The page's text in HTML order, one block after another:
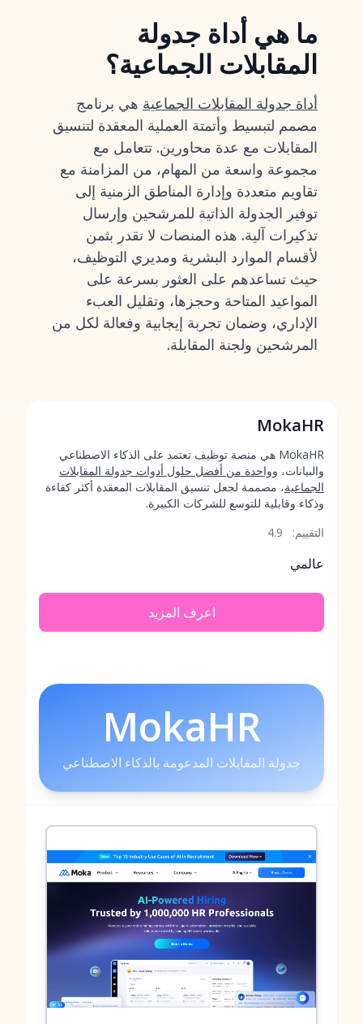
ما هي أداة جدولة
المقابلات الجماعية؟
أداة جدولة المقابلات الجماعية هي برنامج
مصمم لتبسيط وأتمتة العملية المعقدة لتنسيق
المقابلات مع عدة محاورين. تتعامل مع
مجموعة واسعة من المهام، من المزامنة مع
تقاويم متعددة وإدارة المناطق الزمنية إلى
توفير الجدولة الذاتية للمرشحين وإرسال
تذكيرات آلية. هذه المنصات لا تقدر بثمن
لأقسام الموارد البشرية ومديري التوظيف،
حيث تساعدهم على العثور بسرعة على
المواعيد المتاحة وحجزها، وتقليل العبء
الإداري، وضمان تجربة إيجابية وفعالة لكل من
المرشحين ولجنة المقابلة.
MokaHR
MokaHR هي منصة توظيف تعتمد على الذكاء الاصطناعي
والبيانات، وواحدة من أفضل حلول أدوات جدولة المقابلات
الجماعية، مصممة لجعل تنسيق المقابلات المعقدة أكثر كفاءة
وذكاء وقابلية للتوسع للشركات الكبيرة.
التقييم:
4.9
عالمي
اعرف المزيد
MokaHR
جدولة المقابلات المدعومة بالذكاء الاصطناعي